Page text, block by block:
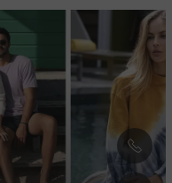
Des robes aux
et les sweatshirts,
avec des
naturels comme le
avec les gammes
dans votre espace